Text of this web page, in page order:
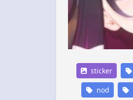
sticker
nod